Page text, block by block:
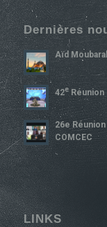
Dernières
Aïd
42ERéunion
26e
COMCEC
LINKS